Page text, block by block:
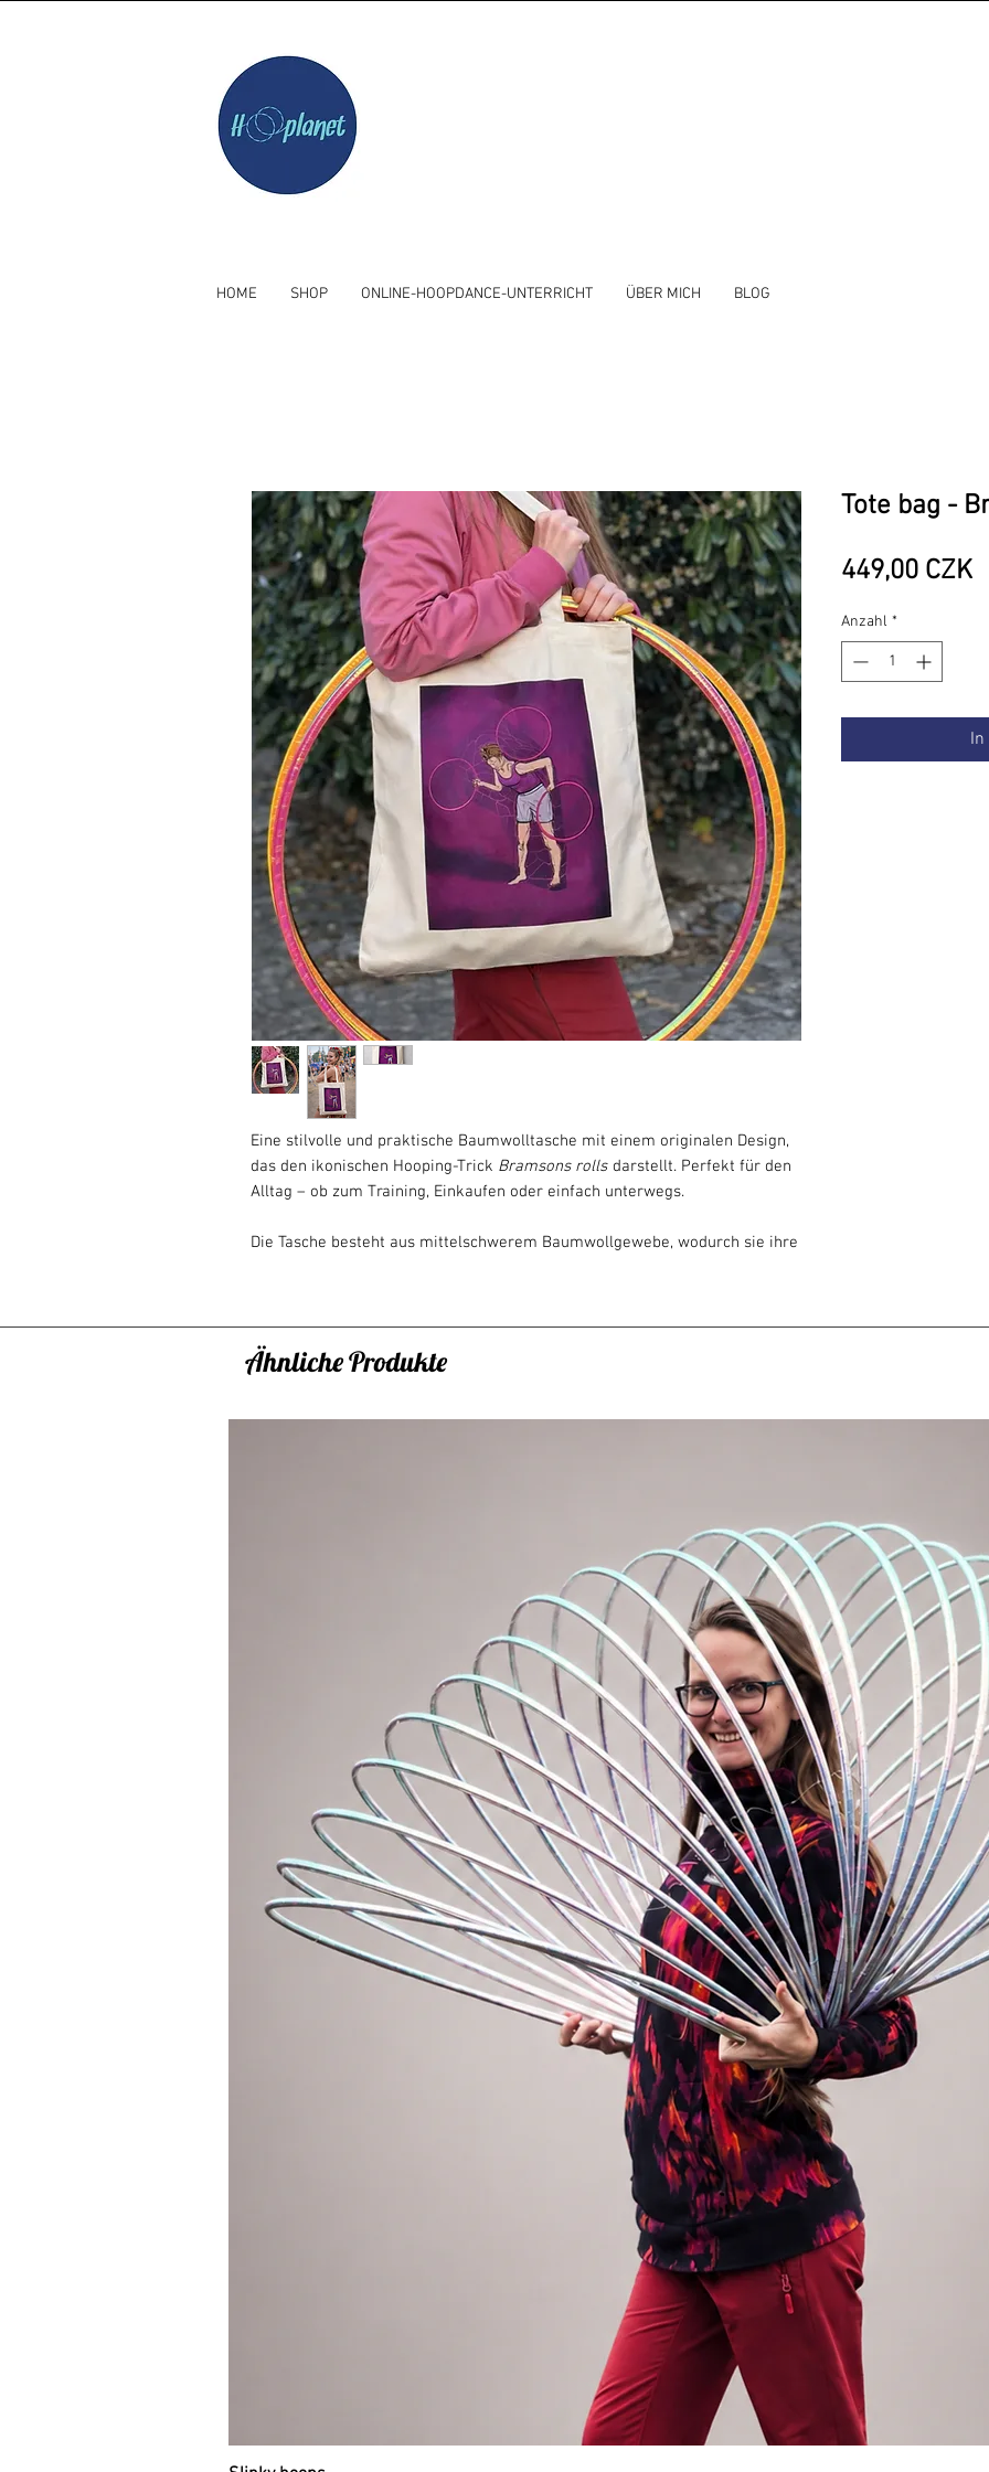
HOME SHOP ONLINE-HOOPDANCE-UNTERRICHT ÜBER MICH BLOG
Eine stilvolle und praktische Baumwolltasche mit einem originalen Design,
das den ikonischen Hooping-Trick Bramsons rolls darstellt. Perfekt für den
Alltag – ob zum Training, Einkaufen oder einfach unterwegs.
Die Tasche besteht aus mittelschwerem Baumwollgewebe, wodurch sie ihre
Der natürliche Stoff wird durch einen ausdrucksstarken Druck in
ein einzigartiges Accessoire für jeden Hooper ist.
Baumwolltasche aus mittelschwerem Gewebe
Henkel geeignet für das Tragen in der Hand oder über der Schulter
kreuzverstärkte Nähte für höhere Strapazierfähigkeit
Maße der Tasche: 45 × 40 cm
originales Motiv mit dem Hooping-TrickBramsons rolls
Tote bag -
449,00 CZK
Anzahl *
In
Ähnliche Produkte